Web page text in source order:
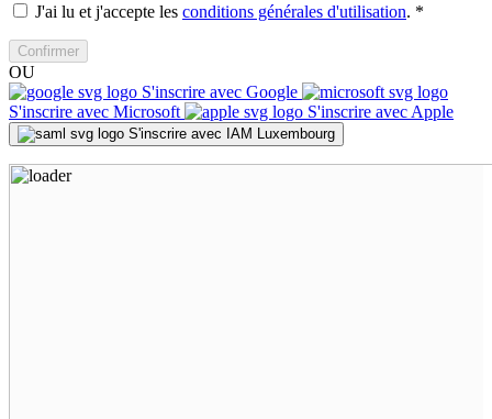
J'ai lu et j'accepte les conditions générales d'utilisation. *
Confirmer
OU
S'inscrire avec Google
S'inscrire avec Microsoft
S'inscrire avec Apple
S'inscrire avec IAM Luxembourg